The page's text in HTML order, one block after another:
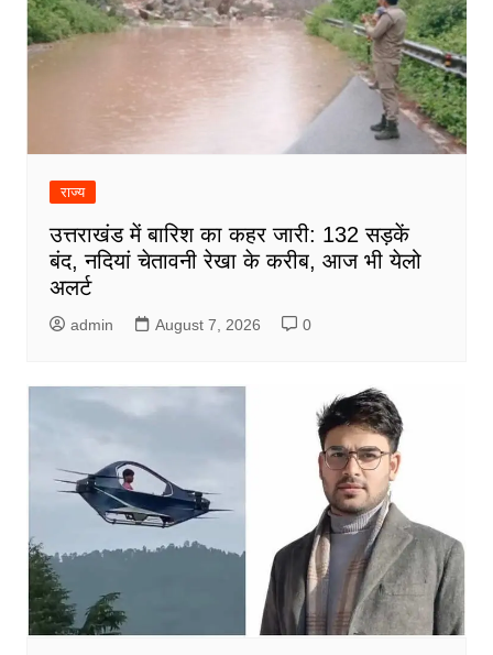
राज्य
उत्तराखंड में बारिश का कहर जारी: 132 सड़कें
बंद, नदियां चेतावनी रेखा के करीब, आज भी येलो
अलर्ट
admin August 7, 2026 0